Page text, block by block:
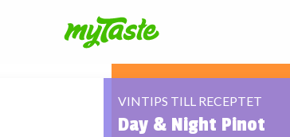
VINTIPS TILL RECEPTET
Day & Night Pinot